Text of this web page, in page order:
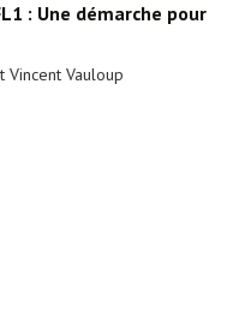
: Une démarche pour
Vauloup